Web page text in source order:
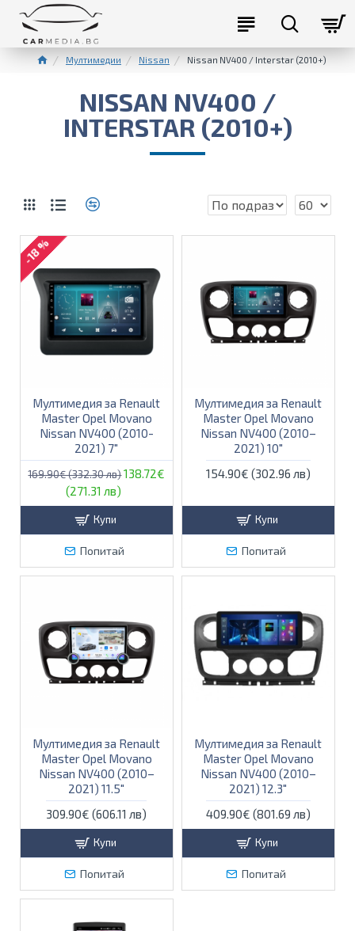
Мултимедии Nissan Nissan NV400 / Interstar (2010+)
NISSAN NV400 /
INTERSTAR (2010+)
-18 %
Мултимедия за Renault
Master Opel Movano
Nissan NV400 (2010-
2021) 7"
169.90€ (332.30 лв)138.72€
(271.31 лв)
Купи
Попитай
Мултимедия за Renault
Master Opel Movano
Nissan NV400 (2010–
2021) 10″
154.90€ (302.96 лв)
Купи
Попитай
Мултимедия за Renault
Master Opel Movano
Nissan NV400 (2010–
2021) 11.5″
309.90€ (606.11 лв)
Купи
Попитай
Мултимедия за Renault
Master Opel Movano
Nissan NV400 (2010–
2021) 12.3″
409.90€ (801.69 лв)
Купи
Попитай